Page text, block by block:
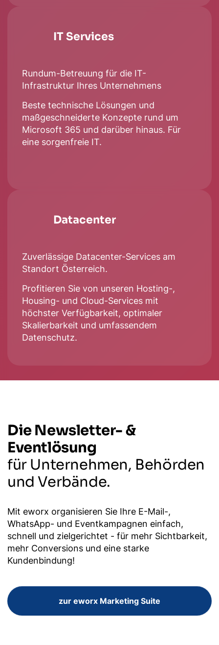
IT Ser­vi­ces
Rundum-Betreuung für die IT-
Infrastruktur Ihres Unternehmens
Beste technische Lösungen und
maßgeschneiderte Konzepte rund um
Microsoft 365 und darüber hinaus. Für
eine sorgenfreie IT.
Da­ta­cen­ter
Zuverlässige Datacenter-Services am
Standort Österreich.
Profitieren Sie von unseren Hosting-,
Housing- und Cloud-Services mit
höchster Verfügbarkeit, optimaler
Skalierbarkeit und umfassendem
Datenschutz.
Die Newsletter- &
Eventlösung
für Unternehmen, Behörden
und Verbände.
Mit eworx organisieren Sie Ihre E-Mail-,
WhatsApp- und Eventkampagnen einfach,
schnell und zielgerichtet - für mehr Sichtbarkeit,
mehr Conversions und eine starke
Kundenbindung!
zur eworx Marketing Suite